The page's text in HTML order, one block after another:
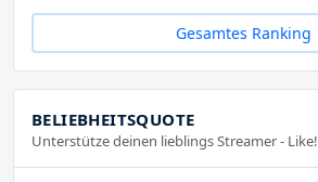
Gesamtes Ranking
BELIEBHEITSQUOTE
Unterstütze deinen lieblings Streamer - Like!